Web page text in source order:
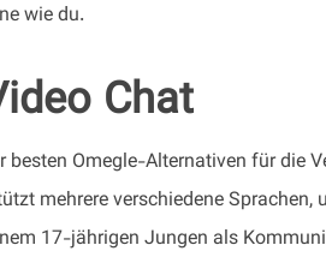
wie du.
Chat
besten Omegle-Alternativen für die
mehrere verschiedene
17-jährigen Jungen als